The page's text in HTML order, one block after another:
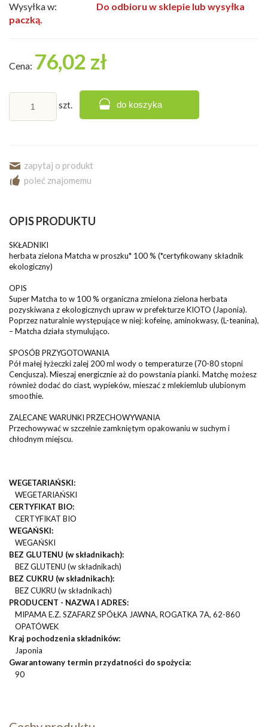
Wysyłka w:
Do odbioru w sklepie lub wysyłka
paczką.
Cena: 76,02 zł
szt. do koszyka
zapytaj o produkt
poleć znajomemu
OPIS PRODUKTU
SKŁADNIKI
herbata zielona Matcha w proszku* 100 % (*certyfikowany składnik
ekologiczny)
OPIS
Super Matcha to w 100 % organiczna zmielona zielona herbata
pozyskiwana z ekologicznych upraw w prefekturze KIOTO (Japonia).
Poprzez naturalnie występujące w niej: kofeinę, aminokwasy, (L-teanina),
– Matcha działa stymulująco.
SPOSÓB PRZYGOTOWANIA
Pół małej łyżeczki zalej 200 ml wody o temperaturze (70-80 stopni
Cencjusza). Mieszaj energicznie aż do powstania pianki. Matchę możesz
również dodać do ciast, wypieków, mieszać z mlekiemlub ulubionym
smoothie.
ZALECANE WARUNKI PRZECHOWYWANIA
Przechowywać w szczelnie zamkniętym opakowaniu w suchym i
chłodnym miejscu.
WEGETARIAŃSKI:
WEGETARIAŃSKI
CERTYFIKAT BIO:
CERTYFIKAT BIO
WEGAŃSKI:
WEGAŃSKI
BEZ GLUTENU (w składnikach):
BEZ GLUTENU (w składnikach)
BEZ CUKRU (w składnikach):
BEZ CUKRU (w składnikach)
PRODUCENT - NAZWA I ADRES:
MIPAMA E.Z. SZAFARZ SPÓŁKA JAWNA, ROGATKA 7A, 62-860
OPATÓWEK
Kraj pochodzenia składników:
Japonia
Gwarantowany termin przydatności do spożycia:
90